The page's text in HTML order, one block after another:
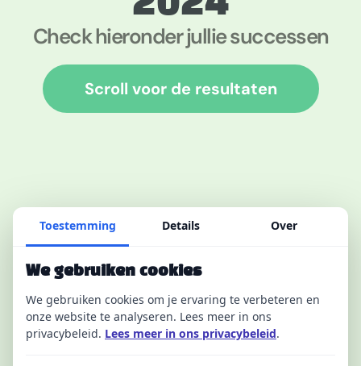
Check hieronder jullie successen
Scroll voor de resultaten
Toestemming Details Over
We gebruiken cookies
We gebruiken cookies om je ervaring te verbeteren en
onze website te analyseren. Lees meer in ons
privacybeleid. Lees meer in ons privacybeleid.